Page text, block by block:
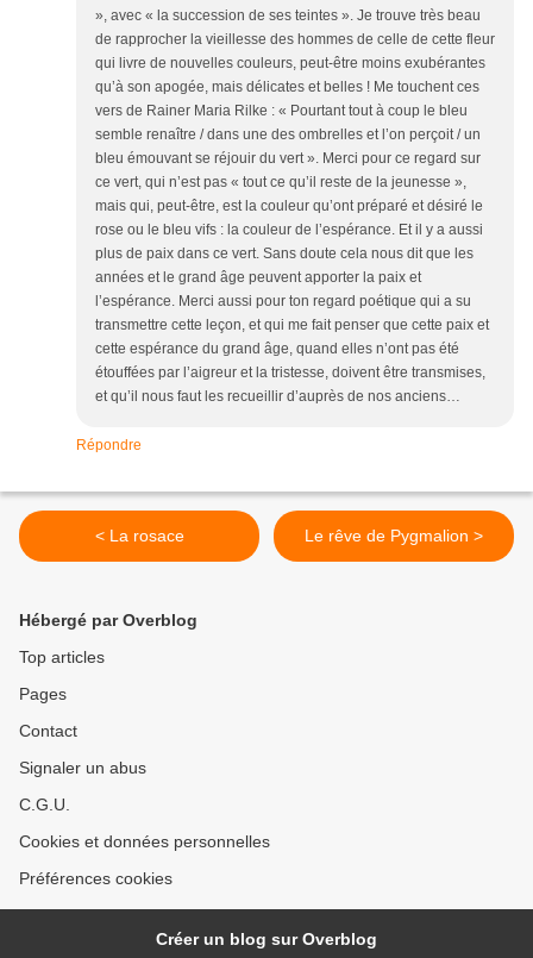
», avec « la succession de ses teintes ». Je trouve très beau
de rapprocher la vieillesse des hommes de celle de cette fleur
qui livre de nouvelles couleurs, peut-être moins exubérantes
qu’à son apogée, mais délicates et belles ! Me touchent ces
vers de Rainer Maria Rilke : « Pourtant tout à coup le bleu
semble renaître / dans une des ombrelles et l’on perçoit / un
bleu émouvant se réjouir du vert ». Merci pour ce regard sur
ce vert, qui n’est pas « tout ce qu’il reste de la jeunesse »,
mais qui, peut-être, est la couleur qu’ont préparé et désiré le
rose ou le bleu vifs : la couleur de l’espérance. Et il y a aussi
plus de paix dans ce vert. Sans doute cela nous dit que les
années et le grand âge peuvent apporter la paix et
l’espérance. Merci aussi pour ton regard poétique qui a su
transmettre cette leçon, et qui me fait penser que cette paix et
cette espérance du grand âge, quand elles n’ont pas été
étouffées par l’aigreur et la tristesse, doivent être transmises,
et qu’il nous faut les recueillir d’auprès de nos anciens…
Répondre
< La rosace Le rêve de Pygmalion >
Hébergé par Overblog
Top articles
Pages
Contact
Signaler un abus
C.G.U.
Cookies et données personnelles
Préférences cookies
Créer un blog sur Overblog